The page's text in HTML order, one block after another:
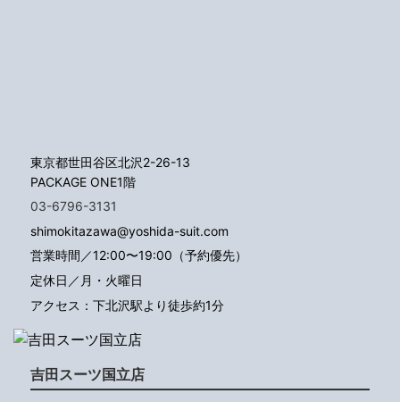
東京都世田谷区北沢2-26-13
PACKAGE ONE1階
03-6796-3131
shimokitazawa@yoshida-suit.com
営業時間／12:00〜19:00（予約優先）
定休日／月・火曜日
アクセス：下北沢駅より徒歩約1分
吉田スーツ国立店